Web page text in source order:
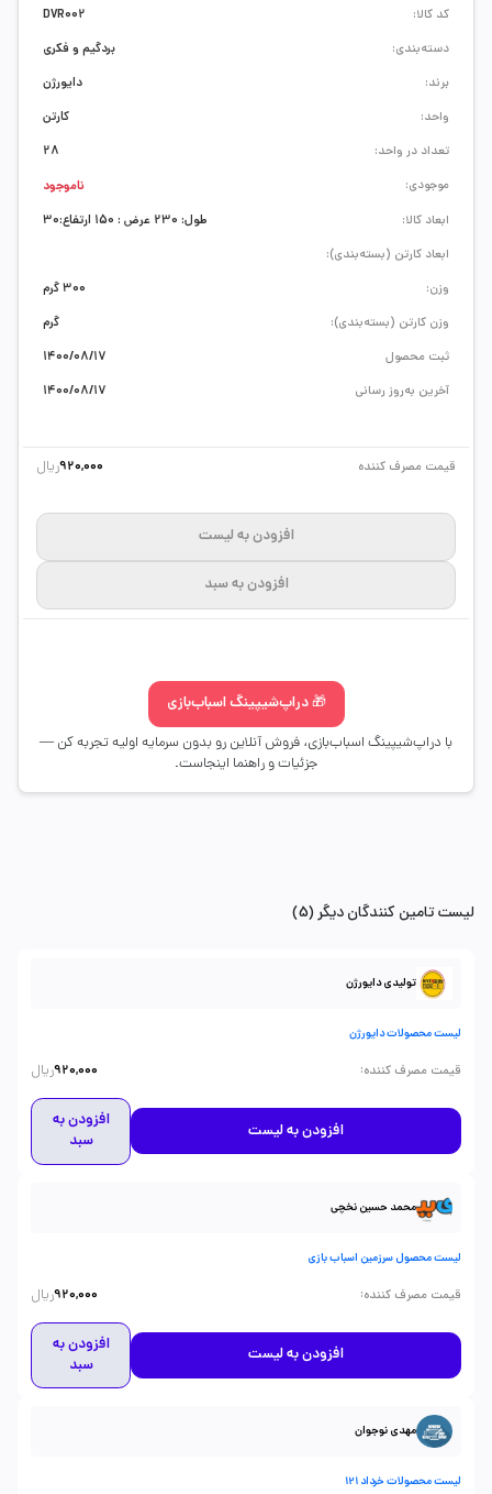
ابعاد کالا:
طول: 230 عرض : 150 ارتفاع:30
ابعاد کارتن (بسته‌بندی):
وزن:
300 گرم
وزن کارتن (بسته‌بندی):
گرم
ثبت محصول
1400/08/17
آخرین به‌روز رسانی
1400/08/17
کد کالا:
DVR002
دسته‌بندی:
بردگیم و فکری
برند:
دایورژن
واحد:
کارتن
تعداد در واحد:
28
موجودی:
ناموجود
قیمت مصرف کننده 920,000ریال
افزودن به لیست
افزودن به سبد
🎁 دراپ‌شیپینگ اسباب‌بازی
با دراپ‌شیپینگ اسباب‌بازی، فروش آنلاین رو بدون سرمایه اولیه تجربه کن —
جزئیات و راهنما اینجاست.
لیست تامین کنندگان دیگر (5)
تولیدی دایورژن
لیست محصولات دایورژن
قیمت مصرف کننده:
920,000ریال
افزودن به لیست
افزودن به
سبد
محمد حسین نخچی
لیست محصول سرزمین اسباب بازی
قیمت مصرف کننده:
920,000ریال
افزودن به لیست
افزودن به
سبد
مهدی نوجوان
لیست محصولات خرداد 121